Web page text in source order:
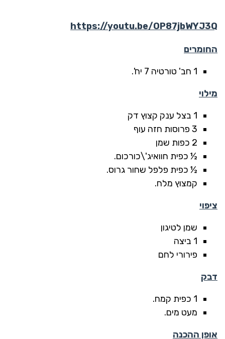
https://youtu.be/OP87jbWYJ3Q
החומרים
1 חב' טורטיה 7 יח'.
מילוי
1 בצל ענק קצוץ דק
3 פרוסות חזה עוף
2 כפות שמן
½ כפית חוואיג'\כורכום.
½ כפית פלפל שחור גרוס.
קמצוץ מלח.
ציפוי
שמן לטיגון
1 ביצה
פירורי לחם
דבק
1 כפית קמח.
מעט מים.
אופן ההכנה